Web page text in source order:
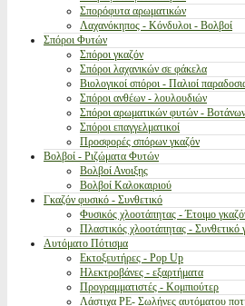
Σπορόφυτα αρωματικών
Λαχανόκηπος - Κόνδυλοι - Βολβοί
Σπόροι Φυτών
Σπόροι γκαζόν
Σπόροι λαχανικών σε φάκελα
Βιολογικοί σπόροι - Παλιοί
Σπόροι ανθέων - λουλουδιών
Σπόροι αρωματικών φυτών - Βοτάνων
Σπόροι επαγγελματικοί
Προσφορές σπόρων γκαζόν
Βολβοί - Ριζώματα Φυτών
Βολβοί Ανοιξης
Βολβοί Καλοκαιριού
Γκαζόν φυσικό - Συνθετικό
Φυσικός χλοοτάπητας - Έτοιμο
Πλαστικός χλοοτάπητας - Συνθετικό
Αυτόματο Πότισμα
Εκτοξευτήρες - Pop Up
Ηλεκτροβάνες - εξαρτήματα
Προγραμματιστές - Κομπιούτερ
Λάστιχα PE- Σωλήνες αυτόματου